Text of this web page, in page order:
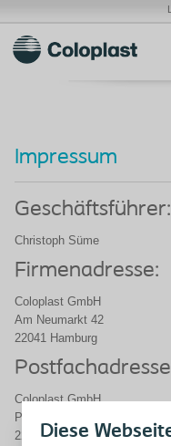
Diese
Impressum
Geschäftsführer:
Christoph Süme
Firmenadresse:
Coloplast GmbH
Am Neumarkt 42
22041 Hamburg
Coloplast GmbH
Postfach 70 03 40
22003 Hamburg